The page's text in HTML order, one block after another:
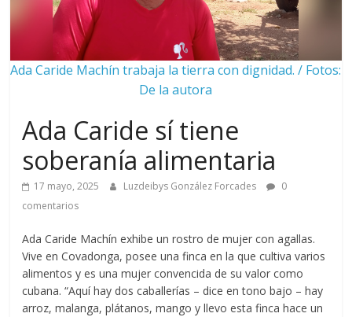
Ada Caride Machín trabaja la tierra con dignidad. / Fotos:
De la autora
Ada Caride sí tiene
soberanía alimentaria
17 mayo, 2025 Luzdeibys González Forcades
0
comentarios
Ada Caride Machín exhibe un rostro de mujer con agallas.
Vive en Covadonga, posee una finca en la que cultiva varios
alimentos y es una mujer convencida de su valor como
cubana. “Aquí hay dos caballerías – dice en tono bajo – hay
arroz, malanga, plátanos, mango y llevo esta finca hace un